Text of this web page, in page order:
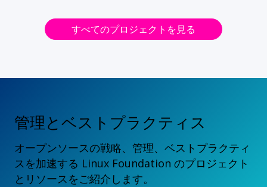
すべてのプロジェクトを見る
管理とベストプラクティス
オープンソースの戦略、管理、ベストプラクティ
スを加速する Linux Foundation のプロジェクト
とリソースをご紹介します。